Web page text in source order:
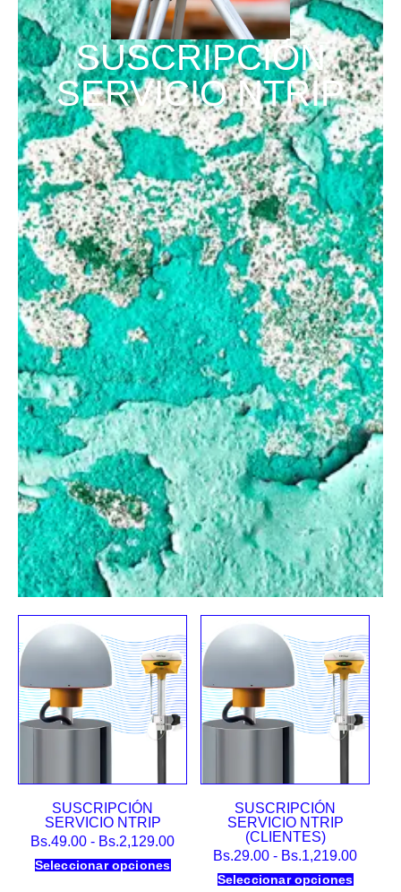
SUSCRIPCIÓN
SERVICIO NTRIP
SUSCRIPCIÓN
SERVICIO NTRIP
Bs.49.00 - Bs.2,129.00
Seleccionar opciones
SUSCRIPCIÓN
SERVICIO NTRIP
(CLIENTES)
Bs.29.00 - Bs.1,219.00
Seleccionar opciones